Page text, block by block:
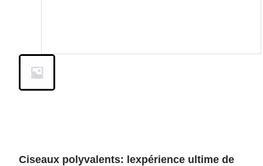
Ciseaux polyvalents: lexpérience ultime de